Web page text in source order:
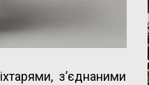
з’єднаними